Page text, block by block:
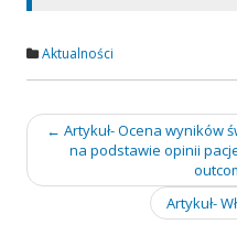
Aktualności
Nawigacja
wpisu
← Artykuł- Ocena wyników
na podstawie opinii
Artykuł-